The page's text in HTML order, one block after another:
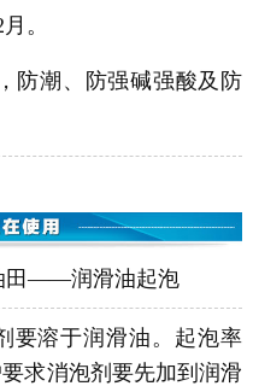
。
防潮、防强碱强酸及防
田——润滑油起泡
要溶于润滑油。起泡率
求消泡剂要先加到润滑